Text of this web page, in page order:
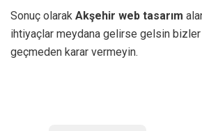
Sonuç olarak Akşehir web tasarım
ihtiyaçlar meydana gelirse gelsin
geçmeden karar vermeyin.